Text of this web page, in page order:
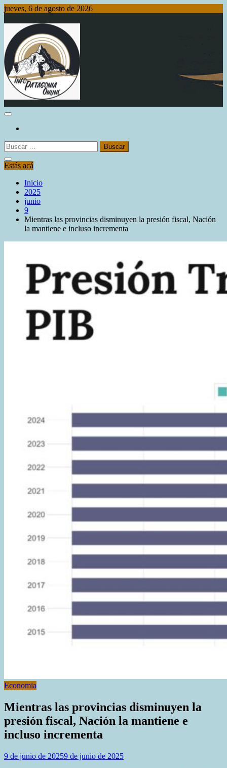
Saltar
contenido
jueves, 6 de agosto de 2026
Info Patagonia Online
Buscar:
Estás acá
Inicio
2025
junio
9
Mientras las provincias disminuyen la presión fiscal, Nación
la mantiene e incluso incrementa
Economia
Mientras las provincias disminuyen la
presión fiscal, Nación la mantiene e
incluso incrementa
9 de junio de 20259 de junio de 2025